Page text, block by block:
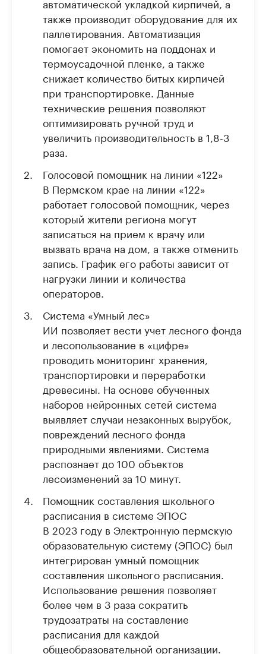
также производит оборудование для их
паллетирования. Автоматизация
помогает экономить на поддонах и
термоусадочной пленке, а также
снижает количество битых кирпичей
при транспортировке. Данные
технические решения позволяют
оптимизировать ручной труд и
увеличить производительность в 1,8-3
раза.
Голосовой помощник на линии «122»
В Пермском крае на линии «122»
работает голосовой помощник, через
который жители региона могут
записаться на прием к врачу или
вызвать врача на дом, а также отменить
запись. График его работы зависит от
нагрузки линии и количества
операторов.
Система «Умный лес»
ИИ позволяет вести учет лесного фонда
и лесопользование в «цифре»
проводить мониторинг хранения,
транспортировки и переработки
древесины. На основе обученных
наборов нейронных сетей система
выявляет случаи незаконных вырубок,
повреждений лесного фонда
природными явлениями. Система
распознает до 100 объектов
лесоизменений за 10 минут.
Помощник составления школьного
расписания в системе ЭПОС
В 2023 году в Электронную пермскую
образовательную систему (ЭПОС) был
интегрирован умный помощник
составления школьного расписания.
Использование решения позволяет
более чем в 3 раза сократить
трудозатраты на составление
расписания для каждой
общеобразовательной организации.